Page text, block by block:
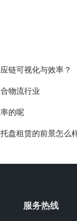
链可视化与效率？
物流行业
的呢
盘租赁的前景怎么
服务热线